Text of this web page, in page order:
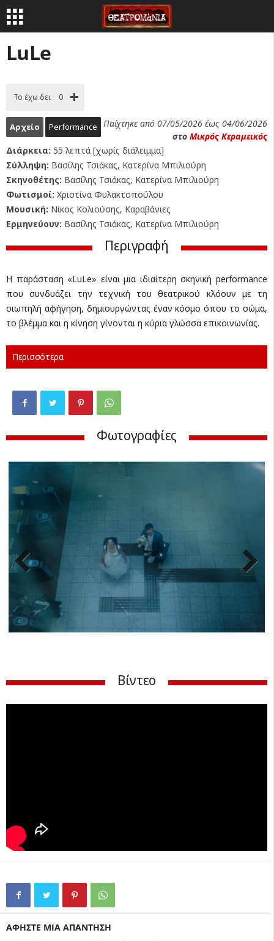
LuLe
Το έχω δει 0
Αρχείο Performance
Παίχτηκε από 07/05/2026 έως 04/06/2026
στο Μικρός Κεραμεικός
Διάρκεια: 55 λεπτά [χωρίς διάλειμμα]
Σύλληψη: Βασίλης Τσιάκας, Κατερίνα Μπιλιούρη
Σκηνοθέτης: Βασίλης Τσιάκας, Κατερίνα Μπιλιούρη
Φωτισμοί: Χριστίνα Φυλακτοπούλου
Μουσική: Νίκος Κολιούσης, Καραβάνιες
Ερμηνεύουν: Βασίλης Τσιάκας, Κατερίνα Μπιλιούρη
Περιγραφή
Η παράσταση «LuLe» είναι μια ιδιαίτερη σκηνική performance
που συνδυάζει την τεχνική του θεατρικού κλόουν με τη
σιωπηλή αφήγηση, δημιουργώντας έναν κόσμο όπου το σώμα,
το βλέμμα και η κίνηση γίνονται η κύρια γλώσσα επικοινωνίας.
Περισσότερα
Φωτογραφίες
ous
Next
Βίντεο
ΑΦΗΣΤΕ ΜΙΑ ΑΠΑΝΤΗΣΗ